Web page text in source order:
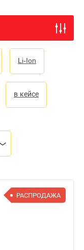
Li-Ion
в кейсе
РАСПРОДАЖА